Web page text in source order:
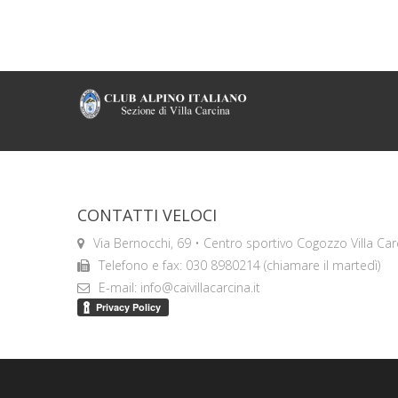
CONTATTI VELOCI
Via Bernocchi, 69 • Centro sportivo Cogozzo Villa
Telefono e fax: 030 8980214 (chiamare il martedì)
E-mail: info@caivillacarcina.it